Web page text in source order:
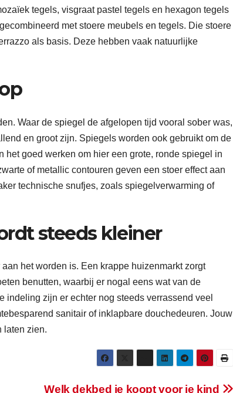
tegels, visgraat pastel tegels en hexagon tegels
met stoere meubels en tegels. Die stoere
als basis. Deze hebben vaak natuurlijke
Waar de spiegel de afgelopen tijd vooral sober was,
en groot zijn. Spiegels worden ook gebruikt om de
goed werken om hier een grote, ronde spiegel in
of metallic contouren geven een stoer effect aan
technische snufjes, zoals spiegelverwarming of
steeds kleiner
het worden is. Een krappe huizenmarkt zorgt
benutten, waarbij er nogal eens wat van de
indeling zijn er echter nog steeds verrassend veel
sanitair of inklapbare douchedeuren. Jouw
laten zien.
Welk dekbed je koopt voor je kind